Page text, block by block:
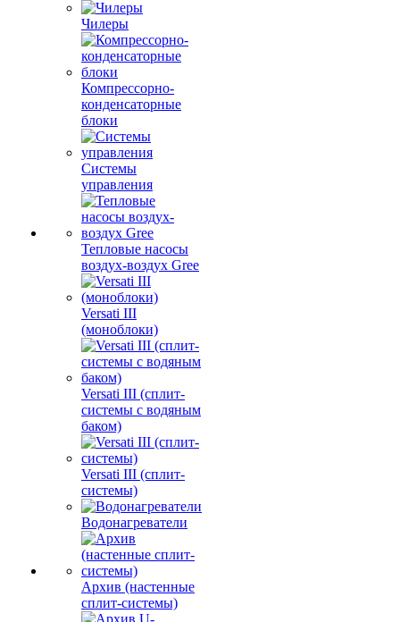
Чилеры
Компрессорно-
конденсаторные
блоки
Системы
управления
Тепловые насосы
воздух-воздух Gree
Versati III
(моноблоки)
Versati III (сплит-
системы с водяным
баком)
Versati III (сплит-
системы)
Водонагреватели
Архив (настенные
сплит-системы)